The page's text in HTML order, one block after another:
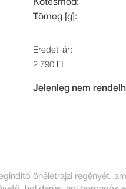
Kötésmód:
Tömeg [g]:
Eredeti ár:
2 790 Ft
Jelenleg nem
önéletrajzi regényét,